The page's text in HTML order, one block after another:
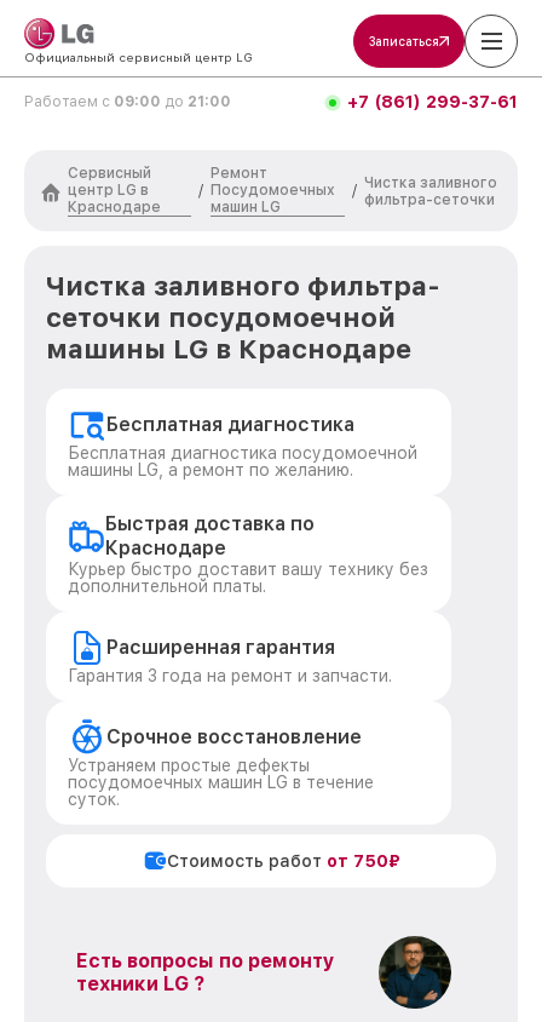
Официальный сервисный центр LG
Записаться
Работаем с 09:00 до 21:00 +7 (861) 299-37-61
Сервисный
центр LG в
Краснодаре
/
Ремонт
Посудомоечных
машин LG
/ Чистка заливного
фильтра-сеточки
Чистка заливного фильтра-
сеточки посудомоечной
машины LG в Краснодаре
Бесплатная диагностика
Бесплатная диагностика посудомоечной
машины LG, а ремонт по желанию.
Быстрая доставка по
Краснодаре
Курьер быстро доставит вашу технику без
дополнительной платы.
Расширенная гарантия
Гарантия 3 года на ремонт и запчасти.
Срочное восстановление
Устраняем простые дефекты
посудомоечных машин LG в течение
суток.
Стоимость работ от 750₽
Есть вопросы по ремонту
техники LG ?